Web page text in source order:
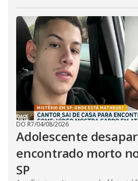
DO R7/04/08/2026
Adolescente
encontrado morto
SP